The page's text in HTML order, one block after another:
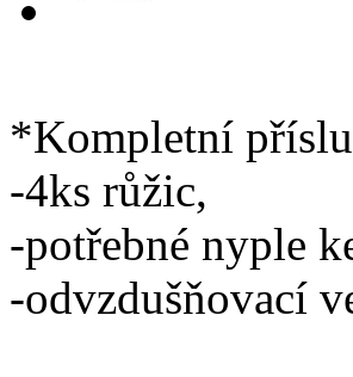
*Kompletní
-4ks růžic,
-potřebné nyple
-odvzdušňovací